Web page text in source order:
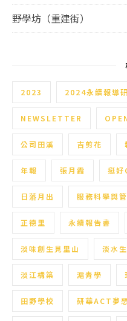
野學坊（重建街）
2023 2024永續報導
NEWSLETTER
公司田溪 吉剪花
年報 張月霞 挺好
日落月出 服務科學與
正德里 永續報告書
淡味創生見里山 淡水
淡江構築 滬青學
田野學校 研華ACT夢